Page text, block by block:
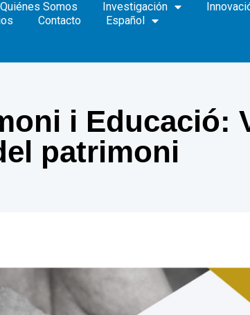
Quiénes Somos Investigación
Contacto Español
i Educació:
patrimoni